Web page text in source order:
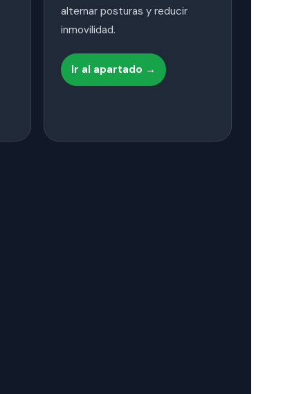
alternar posturas y reducir
inmovilidad.
Ir al apartado →